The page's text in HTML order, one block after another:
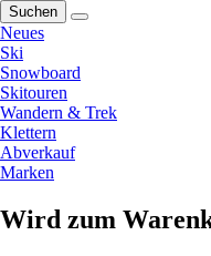
Suchen
Neues
Ski
Snowboard
Skitouren
Wandern & Trek
Klettern
Abverkauf
Marken
Wird zum